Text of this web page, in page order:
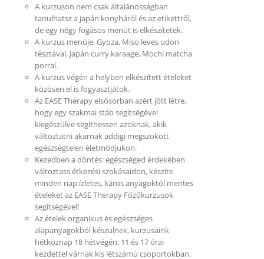
A kurzuson nem csak általánosságban
tanulhatsz a japán konyháról és az etikettről,
de egy négy fogásos menüt is elkészítetek.
A kurzus menüje: Gyoza, Miso leves udon
tésztával, Japán curry karaage, Mochi matcha
porral.
A kurzus végén a helyben elkészített ételeket
közösen el is fogyasztjátok.
Az EASE Therapy elsősorban azért jött létre,
hogy egy szakmai stáb segítségével
kiegészülve segíthessen azoknak, akik
változtatni akarnak addigi megszokott
egészségtelen életmódjukon.
Kezedben a döntés: egészséged érdekében
változtass étkezési szokásaidon, készíts
minden nap ízletes, káros anyagoktól mentes
ételeket az EASE Therapy Főzőkurzusok
segítségével!
Az ételek organikus és egészséges
alapanyagokból készülnek, kurzusaink
hétköznap 18 hétvégén, 11 és 17 órai
kezdettel várnak kis létszámú csoportokban.